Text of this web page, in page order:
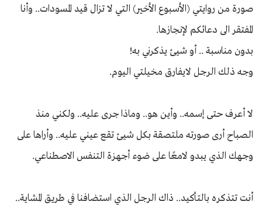
صورة من روايتي (الأسبوع الأخير) التي لا تزال قيد المسودات.. وأنا
المفتقر الى دعائكم لإنجازها.
بدون مناسبة .. أو شيئ يذكرني به!
وجه ذلك الرجل لايفارق مخيلتي اليوم.
لا أعرف حتى إسمه.. وأين هو.. وماذا جرى عليه.. ولكني منذ
الصباح أرى صورته ملتصقة بكل شيئ تقع عيني عليه.. وأراها على
وجهك الذي يبدو لامعًا على ضوء أجهزة التنفس الاصطناعي.
أنت تتذكره بالتأكيد.. ذاك الرجل الذي استضافنا في طريق المشاية..